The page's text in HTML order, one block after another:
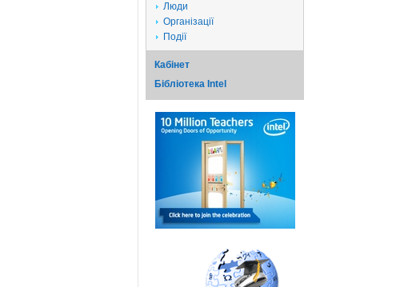
Люди
Організації
Події
Кабінет
Бібліотека Intel